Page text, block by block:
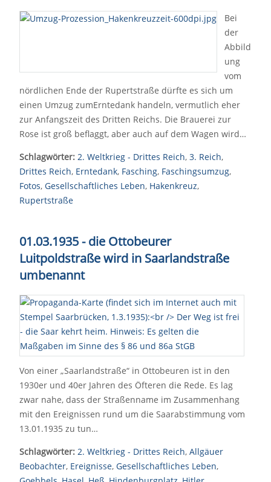
Bei
der
Abbild
ung
vom
nördlichen Ende der Rupertstraße dürfte es sich um
einen Umzug zumErntedank handeln, vermutlich eher
zur Anfangszeit des Dritten Reichs. Die Brauerei zur
Rose ist groß beflaggt, aber auch auf dem Wagen wird…
Schlagwörter: 2. Weltkrieg - Drittes Reich, 3. Reich,
Drittes Reich, Erntedank, Fasching, Faschingsumzug,
Fotos, Gesellschaftliches Leben, Hakenkreuz,
Rupertstraße
01.03.1935 - die Ottobeurer
Luitpoldstraße wird in Saarlandstraße
umbenannt
Von einer „Saarlandstraße“ in Ottobeuren ist in den
1930er und 40er Jahren des Öfteren die Rede. Es lag
zwar nahe, dass der Straßenname im Zusammenhang
mit den Ereignissen rund um die Saarabstimmung vom
13.01.1935 zu tun…
Schlagwörter: 2. Weltkrieg - Drittes Reich, Allgäuer
Beobachter, Ereignisse, Gesellschaftliches Leben,